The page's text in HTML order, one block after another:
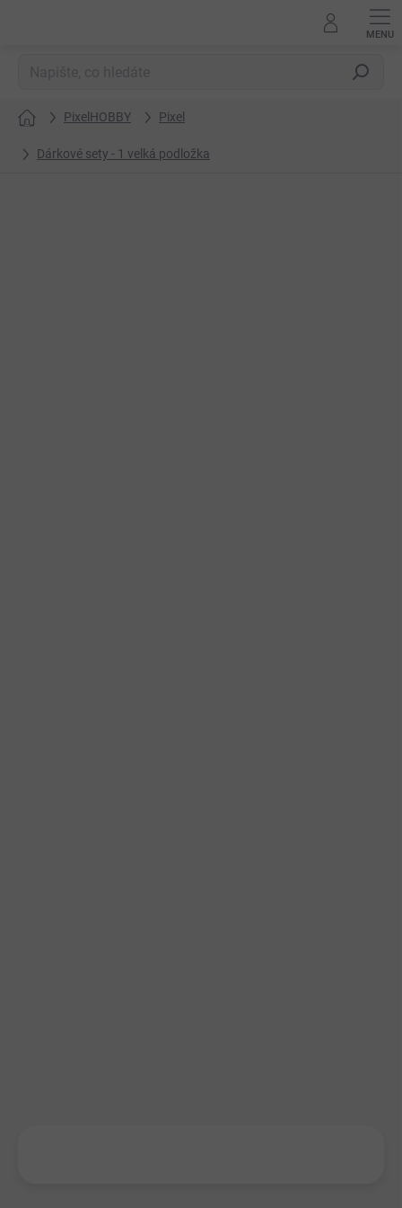
Hledat
Domů PixelHOBBY Pixel
Dárkové sety - 1 velká podložka